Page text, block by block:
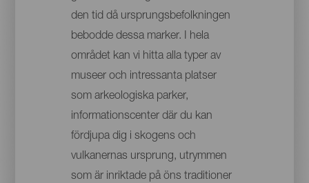
den tid då ursprungsbefolkningen
bebodde dessa marker. I hela
området kan vi hitta alla typer av
museer och intressanta platser
som arkeologiska parker,
informationscenter där du kan
fördjupa dig i skogens och
vulkanernas ursprung, utrymmen
som är inriktade på öns traditioner